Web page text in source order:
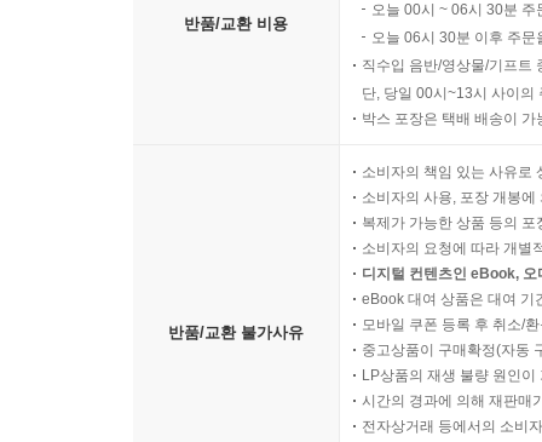
반품/교환 비용
오늘 00시 ~ 06시 30분
오늘 06시 30분 이후 주
직수입 음반/영상물/기프트
단, 당일 00시~13시 사이의
박스 포장은 택배 배송이
반품/교환 불가사유
소비자의 책임 있는 사유로
소비자의 사용, 포장 개봉
복제가 가능한 상품 등의
소비자의 요청에 따라 개별
디지털 컨텐츠인 eBook,
eBook 대여 상품은 대여 기
모바일 쿠폰 등록 후 취소/
중고상품이 구매확정(자동
LP상품의 재생 불량 원인
시간의 경과에 의해 재판매
전자상거래 등에서의 소비